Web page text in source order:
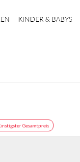
KINDER & BABYS
Gesamtpreis